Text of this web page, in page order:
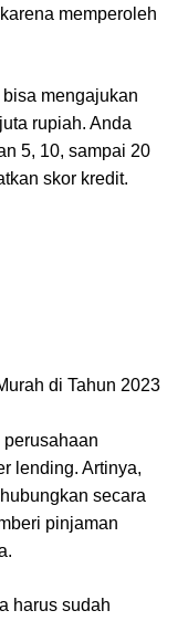
memperoleh
mengajukan
rupiah. Anda
5, 10, sampai 20
skor kredit.
lending. Artinya,
secara
pinjaman
harus sudah